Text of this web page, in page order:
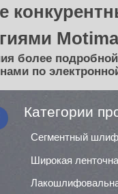
более
по
Категории